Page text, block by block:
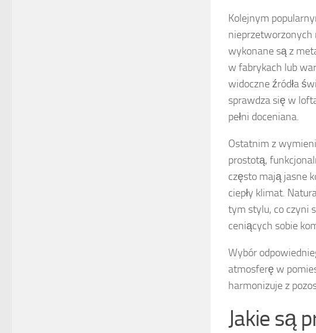
Kolejnym
nieprzetworzonych
wykonane są z
w fabrykach lub
widoczne źródła
sprawdza się w
pełni doceniana.
Ostatnim z
prostotą,
często mają jasne
ciepły klimat.
tym stylu, co czyni
ceniących sobie
Wybór
atmosferę w
harmonizuje z
Jakie są